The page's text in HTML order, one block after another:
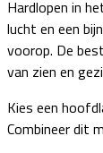
Hardlopen in
lucht en een
voorop. De
van zien en
Kies een
Combineer dit